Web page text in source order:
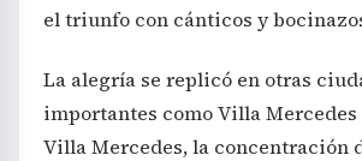
el triunfo con cánticos y
La alegría se replicó en otras
importantes como Villa Mercedes
Villa Mercedes, la concentración